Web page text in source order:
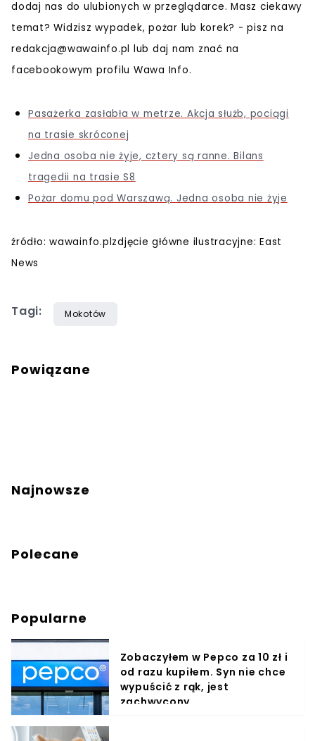
dodaj nas do ulubionych w przeglądarce. Masz ciekawy
temat? Widzisz wypadek, pożar lub korek? - pisz na
redakcja@wawainfo.pl lub daj nam znać na
facebookowym profilu Wawa Info.
Pasażerka zasłabła w metrze. Akcja służb, pociągi
na trasie skróconej
Jedna osoba nie żyje, cztery są ranne. Bilans
tragedii na trasie S8
Pożar domu pod Warszawą. Jedna osoba nie żyje
źródło: wawainfo.plzdjęcie główne ilustracyjne: East
News
Tagi: Mokotów
Powiązane
Najnowsze
Polecane
Popularne
Zobaczyłem w Pepco za 10 zł i
od razu kupiłem. Syn nie chce
wypuścić z rąk, jest
zachwycony